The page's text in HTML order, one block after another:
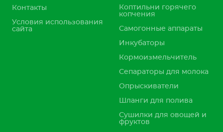
Контакты
Условия использования
сайта
Коптильни горячего
копчения
Самогонные аппараты
Инкубаторы
Кормоизмельчитель
Сепараторы для молока
Опрыскиватели
Шланги для полива
Сушилки для овощей и
фруктов